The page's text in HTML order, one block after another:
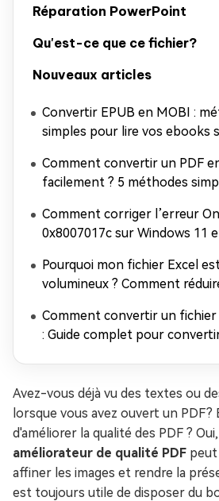
Réparation PowerPoint
Qu'est-ce que ce fichier?
Nouveaux articles
Convertir EPUB en MOBI :
simples pour lire vos ebooks
Comment convertir un PDF
facilement ? 5 méthodes
Comment corriger l’erreur
0x8007017c sur Windows 11
Pourquoi mon fichier Excel
volumineux ? Comment
Comment convertir un fichier
: Guide complet pour
Avez-vous déjà vu des textes ou
lorsque vous avez ouvert un
d'améliorer la qualité des PDF ?
améliorateur de qualité PDF peut
affiner les images et rendre la
est toujours utile de disposer du